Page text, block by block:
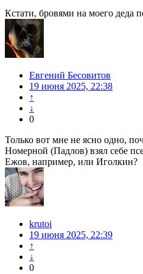
Кстати, бровями на моего деда
Евгений Бесовитов
19 июня 2025, 22:38
↑
↓
0
Только вот мне не ясно одно,
Номерной (Падлов) взял себе
Ежов, например, или Иголкин?
krutoi
19 июня 2025, 22:39
↑
↓
0